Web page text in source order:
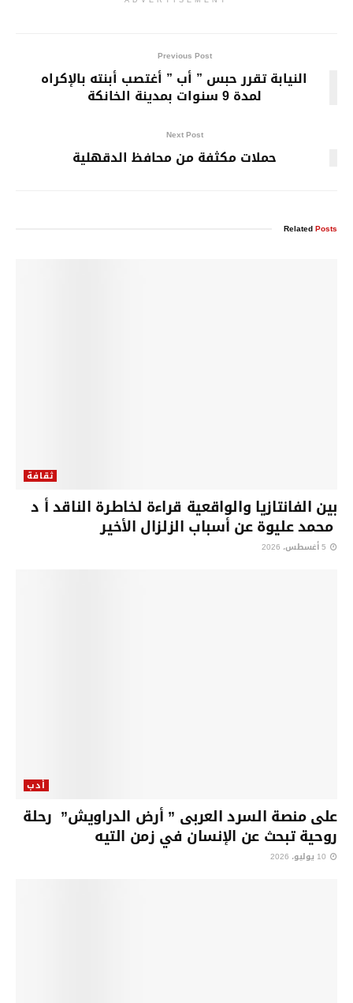
Previous Post
النيابة تقرر حبس ” أب ” أغتصب أبنته بالإكراه
لمدة 9 سنوات بمدينة الخانكة
Next Post
حملات مكثفة من محافظ الدقهلية
RelatedPosts
ثقافة
بين الفانتازيا والواقعية قراءة لخاطرة الناقد أ د
محمد عليوة عن أسباب الزلزال الأخير
أدب
على منصة السرد العربى ” أرض الدراويش” رحلة
روحية تبحث عن الإنسان في زمن التيه